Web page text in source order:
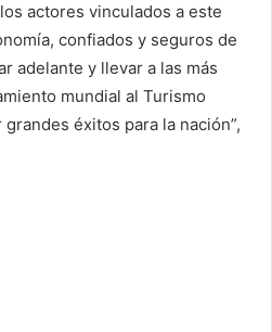
actores vinculados a este
confiados y seguros de
adelante y llevar a las más
mundial al Turismo
éxitos para la nación”,